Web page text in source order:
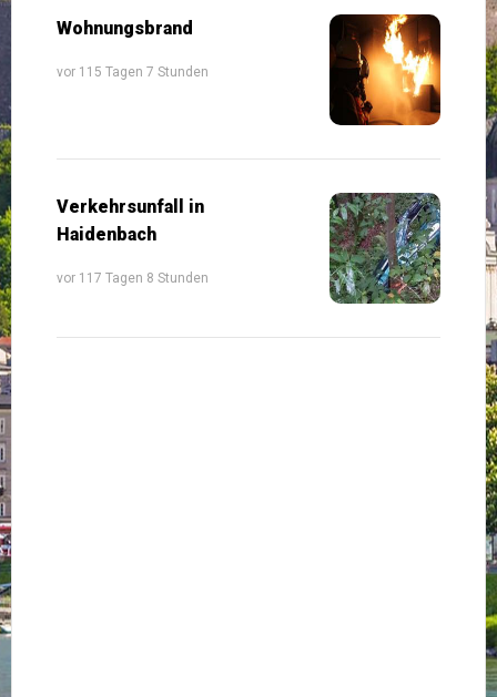
Wohnungsbrand
vor 115 Tagen 7 Stunden
Verkehrsunfall in
Haidenbach
vor 117 Tagen 8 Stunden